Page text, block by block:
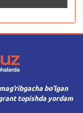
bo’lgan
topishda yordam